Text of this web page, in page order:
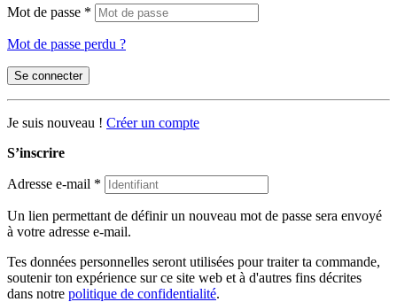
Mot de passe *
Mot de passe perdu ?
Se connecter
Je suis nouveau ! Créer un compte
S’inscrire
Adresse e-mail *
Un lien permettant de définir un nouveau mot de passe sera envoyé
à votre adresse e-mail.
Tes données personnelles seront utilisées pour traiter ta commande,
soutenir ton expérience sur ce site web et à d'autres fins décrites
dans notre politique de confidentialité.